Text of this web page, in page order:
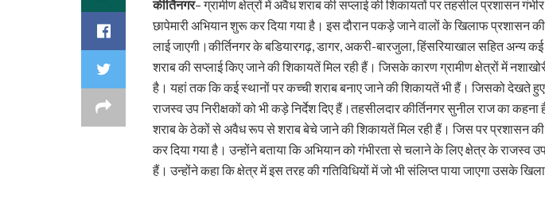
कीर्तिनगर– ग्रामीण क्षेत्रों में अवैध शराब की सप्लाई की शिकायतों पर तहसील प्रशासन
छापेमारी अभियान शुरू कर दिया गया है। इस दौरान पकड़े जाने वालों के खिलाफ प्रशासन
लाई जाएगी।कीर्तिनगर के बडियारगढ़, डागर, अकरी-बारजुला, हिंसरियाखाल सहित अन्य
शराब की सप्लाई किए जाने की शिकायतें मिल रही हैं। जिसके कारण ग्रामीण क्षेत्रों में
है। यहां तक कि कई स्थानों पर कच्ची शराब बनाए जाने की शिकायतें भी हैं। जिसको देखते हुए
राजस्व उप निरीक्षकों को भी कड़े निर्देश दिए हैं।तहसीलदार कीर्तिनगर सुनील राज का कहना
शराब के ठेकों से अवैध रूप से शराब बेचे जाने की शिकायतें मिल रही हैं। जिस पर प्रशासन
कर दिया गया है। उन्होंने बताया कि अभियान को गंभीरता से चलाने के लिए क्षेत्र के राजस्व उप
हैं। उन्होंने कहा कि क्षेत्र में इस तरह की गतिविधियों में जो भी संलिप्त पाया जाएगा उसके